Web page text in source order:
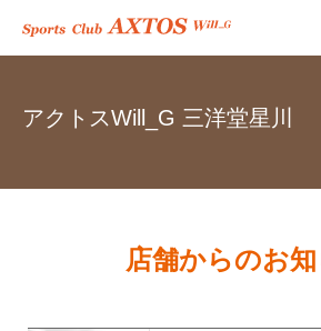
アクトスWill_G 三洋堂星川
店舗からのお